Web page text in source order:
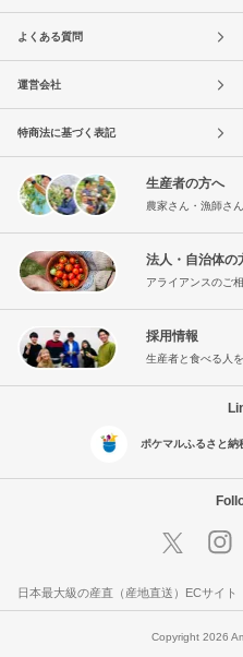
よくある質問
運営会社
特商法に基づく表記
生産者の方へ
農家さん・漁師さ
法人・自治体の
アライアンスのご
採用情報
生産者と食べる人
ポケマルふるさと納
日本最大級の産直（産地直送）ECサイト
Copyright 2026